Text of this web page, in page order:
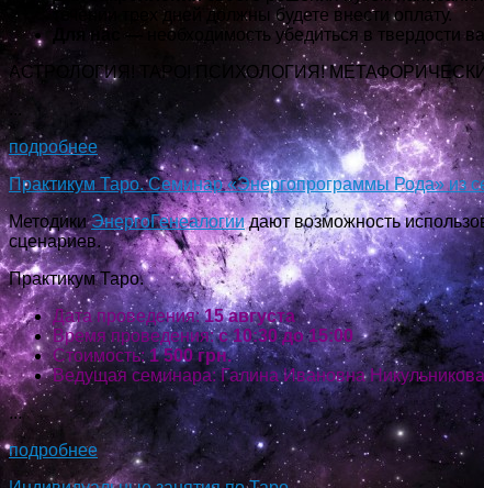
течении трех дней должны будете внести оплату.
Для нас — необходимость убедиться в твердости
АСТРОЛОГИЯ! ТАРО! ПСИХОЛОГИЯ!
...
подробнее
Практикум Таро. Семинар «Энергопрограммы Рода» из
МетодикиЭнергоГенеалогиидают возможность
сценариев.
Практикум Таро.
Дата проведения:15 августа
Время проведения:с 10:30 до 15:00
Стоимость:1 500 грн.
Ведущая семинара: Галина Ивановна Никульникова
...
подробнее